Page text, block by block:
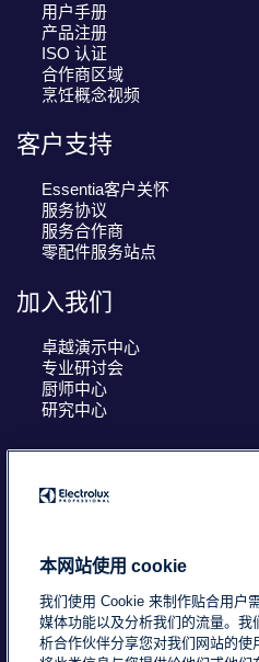
用户手册
产品注册
ISO 认证
合作商区域
烹饪概念视频
客户支持
Essentia客户关怀
服务协议
服务合作商
零配件服务站点
加入我们
卓越演示中心
专业研讨会
厨师中心
研究中心
您的选择：
浙ICP备18015725号-2
本网站使用 cookie
我们使用 Cookie 来制作贴合用户
媒体功能以及分析我们的流量。
析合作伙伴分享您对我们网站的